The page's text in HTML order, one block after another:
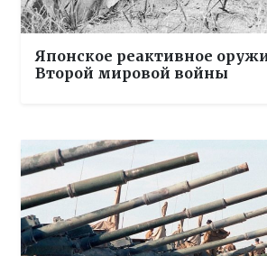
Японское реактивное
Второй мировой войны